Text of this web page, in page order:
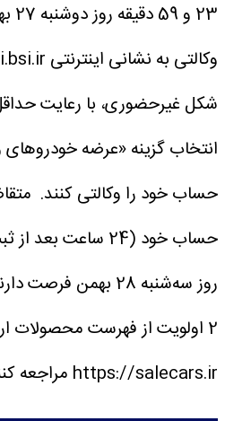
حساب خود را وکالتی کنند.
حساب خود (24 ساعت
روز سه‌شنبه 28 بهمن
2 اولویت از فهرست محصولات
https://salecars.ir مراجعه کنند.